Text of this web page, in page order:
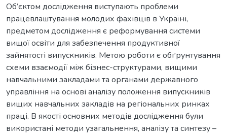
Об’єктом дослідження виступають проблеми
працевлаштування молодих фахівців в Україні,
предметом дослідження є реформування системи
вищої освіти для забезпечення продуктивної
зайнятості випускників. Метою роботи є обґрунтування
схеми взаємодії між бізнес-структурами, вищими
навчальними закладами та органами державного
управління на основі аналізу положення випускників
вищих навчальних закладів на регіональних ринках
праці. В якості основних методів дослідження були
використані методи узагальнення, аналізу та синтезу –